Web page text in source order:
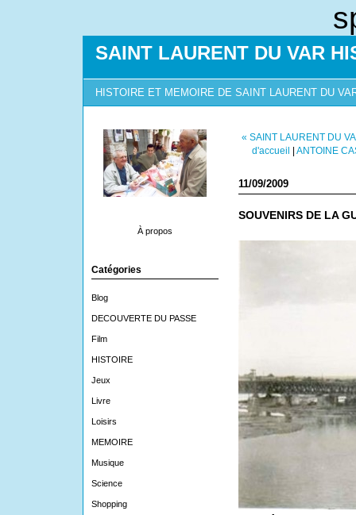
SAINT LAURENT DU VAR
HISTOIRE ET MEMOIRE DE SAINT LAURENT DU
À propos
Catégories
Blog
DECOUVERTE DU PASSE
Film
HISTOIRE
Jeux
Livre
Loisirs
MEMOIRE
Musique
Science
Shopping
« SAINT LAURENT DU
d'accueil | ANTOINE
11/09/2009
SOUVENIRS DE LA